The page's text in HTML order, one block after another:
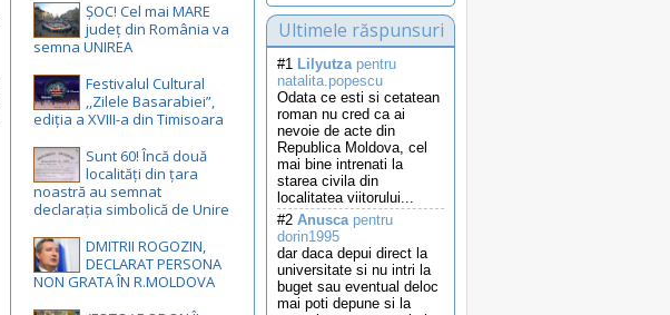
Ultimele răspunsuri
#1 Lilyutzapentru
natalita.popescu
Odata ce esti si cetatean
roman nu cred ca ai
nevoie de acte din
Republica Moldova, cel
mai bine intrenati la
starea civila din
localitatea viitorului...
#2 Anuscapentru
dorin1995
dar daca depui direct la
universitate si nu intri la
buget sau eventual deloc
mai poti depune si la
ȘOC! Cel mai MARE
județ din România va
semna UNIREA
Festivalul Cultural
,,Zilele Basarabiei”,
ediția a XVIII-a din Timisoara
Sunt 60! Încă două
localități din țara
noastră au semnat
declarația simbolică de Unire
DMITRII ROGOZIN,
DECLARAT PERSONA
NON GRATA ÎN R.MOLDOVA